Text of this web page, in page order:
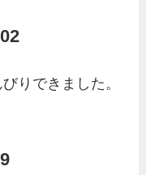
りできました。